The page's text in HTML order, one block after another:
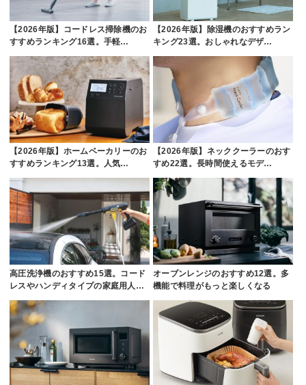
【2026年版】コードレス掃除機のお
すすめランキング16選。手軽…
【2026年版】除湿機のおすすめラン
キング23選。おしゃれなデザ…
【2026年版】ホームベーカリーのお
すすめランキング13選。人気…
【2026年版】ネッククーラーのおす
すめ22選。長時間使えるモデ…
高圧洗浄機のおすすめ15選。コード
レスやハンディタイプの家庭用人…
オーブンレンジのおすすめ12選。多
機能で料理がもっと楽しくなる